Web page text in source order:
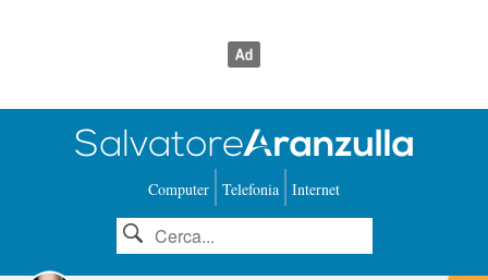
Computer Telefonia Internet